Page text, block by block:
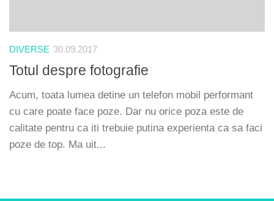
DIVERSE 30.09.2017
Totul despre fotografie
Acum, toata lumea detine un telefon mobil performant
cu care poate face poze. Dar nu orice poza este de
calitate pentru ca iti trebuie putina experienta ca sa faci
poze de top. Ma uit...